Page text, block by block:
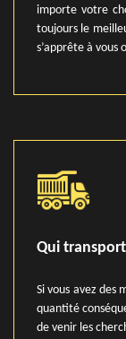
importe votre
toujours le
s’apprête à vous
Qui
Si vous avez des
quantité
de venir les